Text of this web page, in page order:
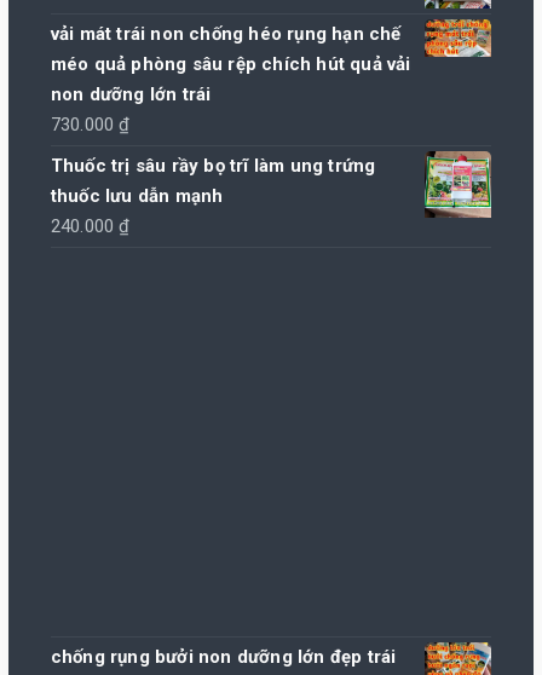
vải mát trái non chống héo rụng hạn chế
méo quả phòng sâu rệp chích hút quả vải
non dưỡng lớn trái
730.000₫
Thuốc trị sâu rầy bọ trĩ làm ung trứng
thuốc lưu dẫn mạnh
240.000₫
chống rụng bưởi non dưỡng lớn đẹp trái